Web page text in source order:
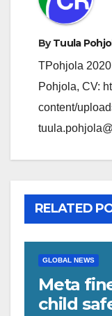
ByTuula
TPohjola
Pohjola, CV:
content/
RELATED
GLOBAL NEWS
Meta
child